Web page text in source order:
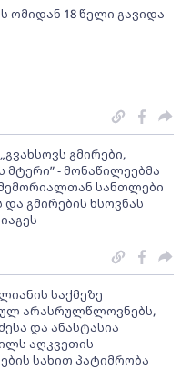
ომიდან 18 წელი გავიდა
გმირები,
მტერი” - მონაწილეებმა
სანთლები
გმირების ხსოვნას
საქმეზე
არასრულწლოვნებს,
და ანასტასია
აღკვეთის
სახით პატიმრობა